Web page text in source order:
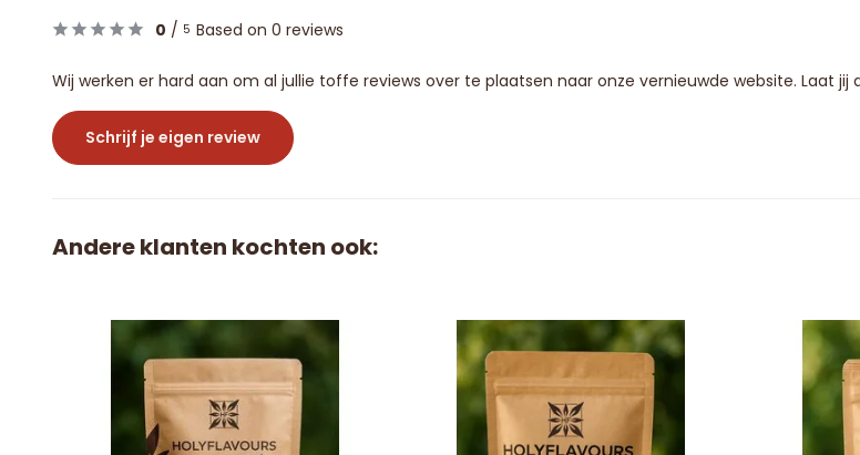
0 / 5 Based on 0 reviews
Wij werken er hard aan om al jullie toffe reviews over te plaatsen naar onze vernieuwde website. Laat
Schrijf je eigen review
Andere klanten kochten ook: